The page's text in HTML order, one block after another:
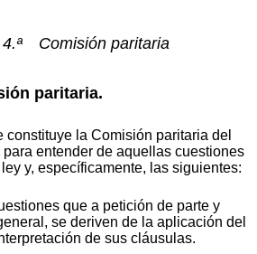
4.ª Comisión paritaria
paritaria.
la Comisión paritaria del
entender de aquellas cuestiones
y, específicamente, las siguientes:
que a petición de parte y
se deriven de la aplicación del
de sus cláusulas.